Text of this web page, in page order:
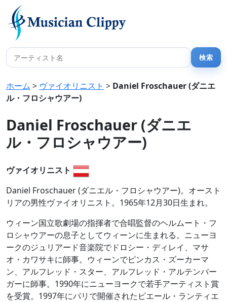
ホーム > ヴァイオリニスト > Daniel Froschauer (ダニエ
ル・フロシャウアー)
Daniel Froschauer (ダニエ
ル・フロシャウアー)
ヴァイオリニスト
Daniel Froschauer (ダニエル・フロシャウアー)。オースト
リアの男性ヴァイオリニスト。1965年12月30日生まれ。
ウィーン国立歌劇場の指揮者で合唱監督のヘルムート・フ
ロシャウアーの息子としてウィーンに生まれる。ニューヨ
ークのジュリアード音楽院でドロシー・ディレイ、マサ
オ・カワサキに師事。ウィーンでピンカス・ズーカーマ
ン、アルフレッド・スター、アルフレッド・アルテンバー
ガーに師事。1990年にニューヨークで若手アーティスト賞
を受賞。1997年にパリで開催されたピエール・ランティエ